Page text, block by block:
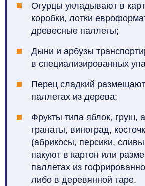
Огурцы укладывают в
коробки, лотки
древесные паллеты;
Дыни и арбузы
в специализированных
Перец сладкий
паллетах из дерева;
Фрукты типа яблок, груш,
гранаты, виноград,
(абрикосы, персики,
пакуют в картон или
паллетах из
либо в деревянной таре.